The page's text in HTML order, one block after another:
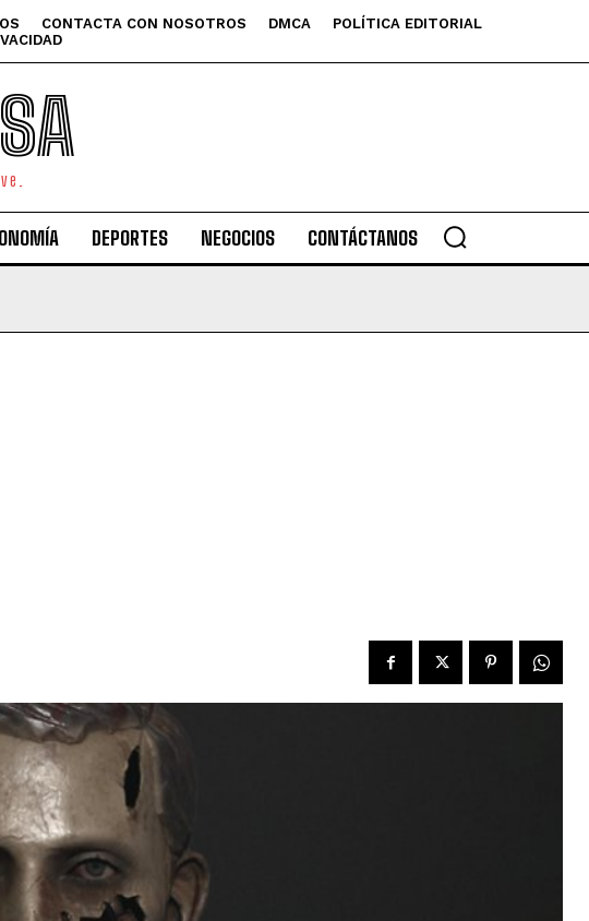
CONTACTA CON NOSOTROS DMCA
POLÍTICA EDITORIAL
DEPORTES NEGOCIOS CONTÁCTANOS